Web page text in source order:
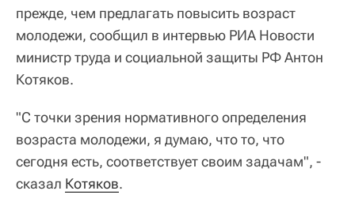
прежде, чем предлагать повысить возраст
молодежи, сообщил в интервью РИА Новости
министр труда и социальной защиты РФ Антон
Котяков.
"С точки зрения нормативного определения
возраста молодежи, я думаю, что то, что
сегодня есть, соответствует своим задачам", -
сказал Котяков.